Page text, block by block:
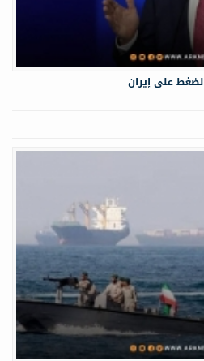
على إيران